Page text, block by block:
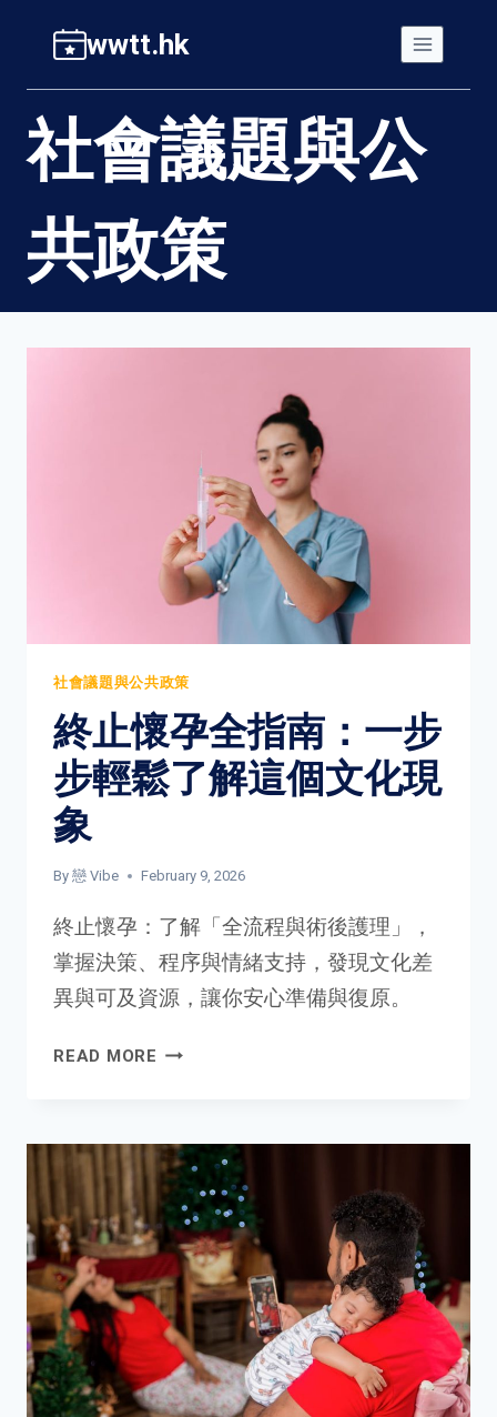
content
wwtt.hk
社會議題與公
共政策
社會議題與公共政策
終止懷孕全指南：一步
步輕鬆了解這個文化現
象
By 戀 Vibe February 9, 2026
終止懷孕：了解「全流程與術後護理」，
掌握決策、程序與情緒支持，發現文化差
異與可及資源，讓你安心準備與復原。
READ MORE 終
全
指
南：
一
步
步
輕
了
解